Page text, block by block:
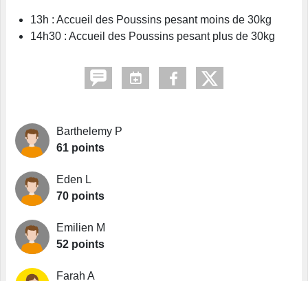
13h : Accueil des Poussins pesant moins de 30kg
14h30 : Accueil des Poussins pesant plus de 30kg
Barthelemy P
61 points
Eden L
70 points
Emilien M
52 points
Farah A